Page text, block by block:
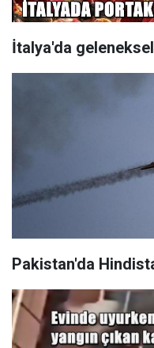
İtalya'da
Pakistan'da